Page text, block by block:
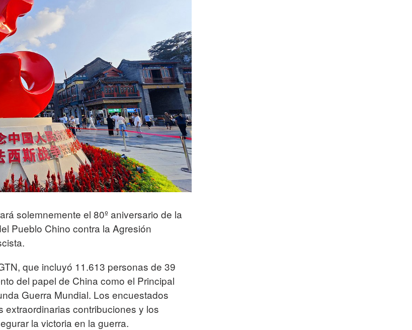
solemnemente el 80º aniversario de la
Pueblo Chino contra la Agresión
que incluyó 11.613 personas de 39
del papel de China como el Principal
Guerra Mundial. Los encuestados
contribuciones y los
la victoria en la guerra.